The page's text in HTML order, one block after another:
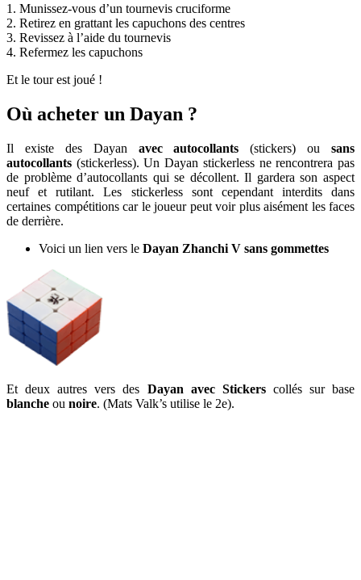
1. Munissez-vous d’un tournevis cruciforme
2. Retirez en grattant les capuchons des centres
3. Revissez à l’aide du tournevis
4. Refermez les capuchons
Et le tour est joué !
Où acheter un Dayan ?
Il existe des Dayan avec autocollants (stickers) ou sans
autocollants (stickerless). Un Dayan stickerless ne rencontrera pas
de problème d’autocollants qui se décollent. Il gardera son aspect
neuf et rutilant. Les stickerless sont cependant interdits dans
certaines compétitions car le joueur peut voir plus aisément les faces
de derrière.
Voici un lien vers le Dayan Zhanchi V sans gommettes
Et deux autres vers des Dayan avec Stickerscollés sur base
blanche ou noire. (Mats Valk’s utilise le 2e).